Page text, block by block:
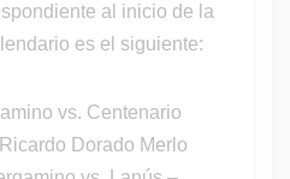
al inicio de la
es el siguiente:
vs. Centenario
Dorado Merlo